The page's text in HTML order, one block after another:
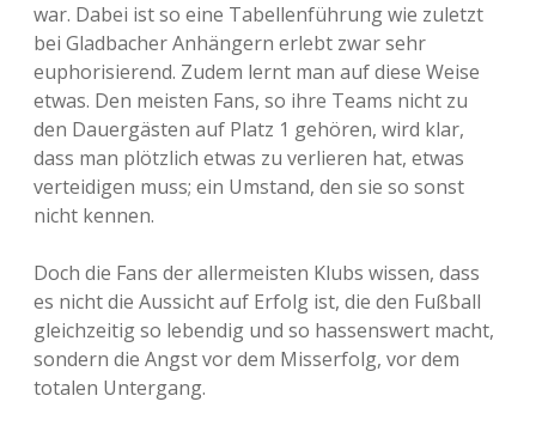
war. Dabei ist so eine Tabellenführung wie zuletzt
bei Gladbacher Anhängern erlebt zwar sehr
euphorisierend. Zudem lernt man auf diese Weise
etwas. Den meisten Fans, so ihre Teams nicht zu
den Dauergästen auf Platz 1 gehören, wird klar,
dass man plötzlich etwas zu verlieren hat, etwas
verteidigen muss; ein Umstand, den sie so sonst
nicht kennen.
Doch die Fans der allermeisten Klubs wissen, dass
es nicht die Aussicht auf Erfolg ist, die den Fußball
gleichzeitig so lebendig und so hassenswert macht,
sondern die Angst vor dem Misserfolg, vor dem
totalen Untergang.